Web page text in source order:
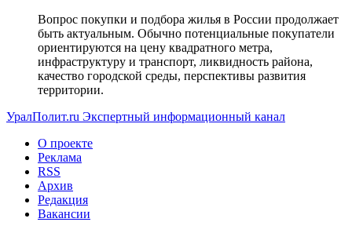
Вопрос покупки и подбора жилья в России продолжает
быть актуальным. Обычно потенциальные покупатели
ориентируются на цену квадратного метра,
инфраструктуру и транспорт, ликвидность района,
качество городской среды, перспективы развития
территории.
УралПолит.ru Экспертный информационный канал
О проекте
Реклама
RSS
Архив
Редакция
Вакансии